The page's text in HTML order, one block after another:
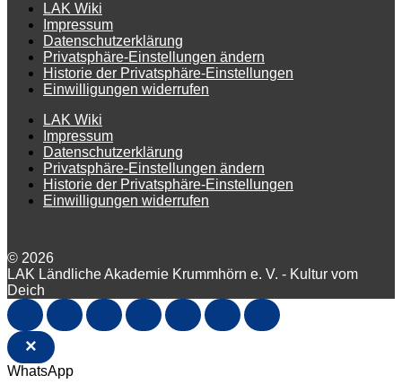
LAK Wiki
Impressum
Datenschutzerklärung
Privatsphäre-Einstellungen ändern
Historie der Privatsphäre-Einstellungen
Einwilligungen widerrufen
LAK Wiki
Impressum
Datenschutzerklärung
Privatsphäre-Einstellungen ändern
Historie der Privatsphäre-Einstellungen
Einwilligungen widerrufen
© 2026
LAK Ländliche Akademie Krummhörn e. V. - Kultur vom
Deich
×
WhatsApp